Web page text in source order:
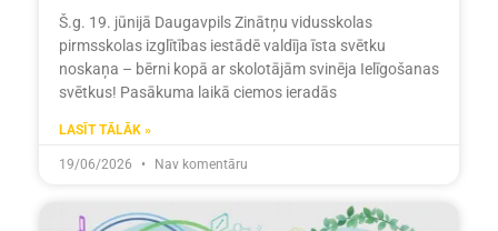
Š.g. 19. jūnijā Daugavpils Zinātņu vidusskolas
pirmsskolas izglītības iestādē valdīja īsta svētku
noskaņa – bērni kopā ar skolotājām svinēja Ielīgošanas
svētkus! Pasākuma laikā ciemos ieradās
LASĪT TĀLĀK »
19/06/2026 Nav komentāru